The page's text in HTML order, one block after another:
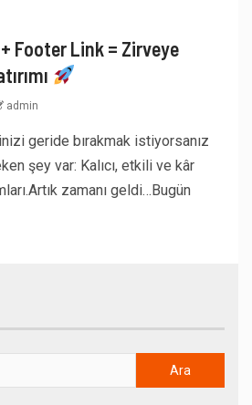
+ Footer Link = Zirveye
admin
geride bırakmak istiyorsanız
şey var: Kalıcı, etkili ve kâr
zamanı geldi…Bugün